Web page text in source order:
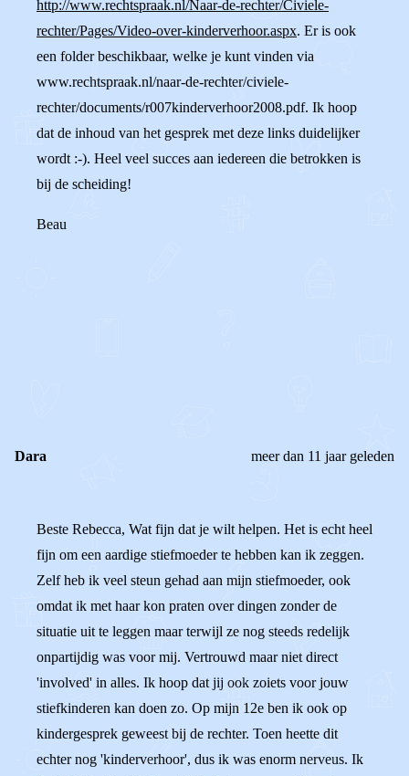
http://www.rechtspraak.nl/Naar-de-rechter/Civiele-
rechter/Pages/Video-over-kinderverhoor.aspx. Er is ook
een folder beschikbaar, welke je kunt vinden via
www.rechtspraak.nl/naar-de-rechter/civiele-
rechter/documents/r007kinderverhoor2008.pdf. Ik hoop
dat de inhoud van het gesprek met deze links duidelijker
wordt :-). Heel veel succes aan iedereen die betrokken is
bij de scheiding!
Beau
Dara meer dan 11 jaar geleden
Beste Rebecca, Wat fijn dat je wilt helpen. Het is echt heel
fijn om een aardige stiefmoeder te hebben kan ik zeggen.
Zelf heb ik veel steun gehad aan mijn stiefmoeder, ook
omdat ik met haar kon praten over dingen zonder de
situatie uit te leggen maar terwijl ze nog steeds redelijk
onpartijdig was voor mij. Vertrouwd maar niet direct
'involved' in alles. Ik hoop dat jij ook zoiets voor jouw
stiefkinderen kan doen zo. Op mijn 12e ben ik ook op
kindergesprek geweest bij de rechter. Toen heette dit
echter nog 'kinderverhoor', dus ik was enorm nerveus. Ik